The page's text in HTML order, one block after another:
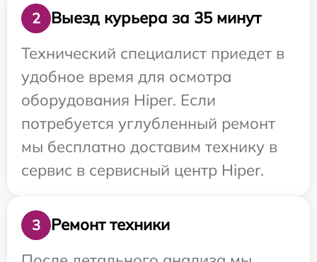
2
Выезд курьера за 35 минут
Технический специалист приедет в
удобное время для осмотра
оборудования Hiper. Если
потребуется углубленный ремонт
мы бесплатно доставим технику в
сервис в сервисный центр Hiper.
3
Ремонт техники